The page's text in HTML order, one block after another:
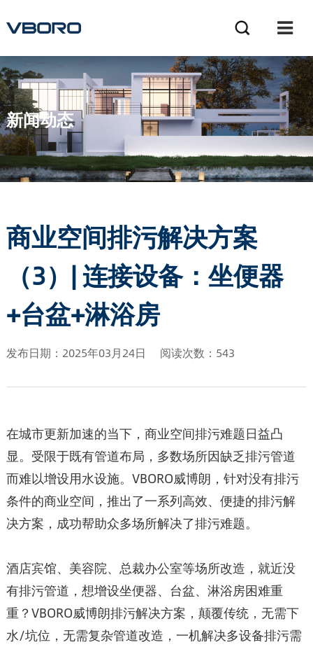
新闻动态
NEWS
商业空间排污解决方案
（3）| 连接设备：坐便器
+台盆+淋浴房
发布日期：2025年03月24日 阅读次数：543
在城市更新加速的当下，商业空间排污难题日益凸
显。受限于既有管道布局，多数场所因缺乏排污管道
而难以增设用水设施‌。VBORO威博朗，针对没有排污
条件的商业空间，推出了一系列高效、便捷的排污解
决方案，成功帮助众多场所解决了排污难题。
酒店宾馆、美容院、总裁办公室等场所改造，就近没
有排污管道，想增设坐便器、台盆、淋浴房困难重
重？VBORO威博朗排污解决方案，颠覆传统，无需下
水/坑位，无需复杂管道改造，一机解决多设备排污需